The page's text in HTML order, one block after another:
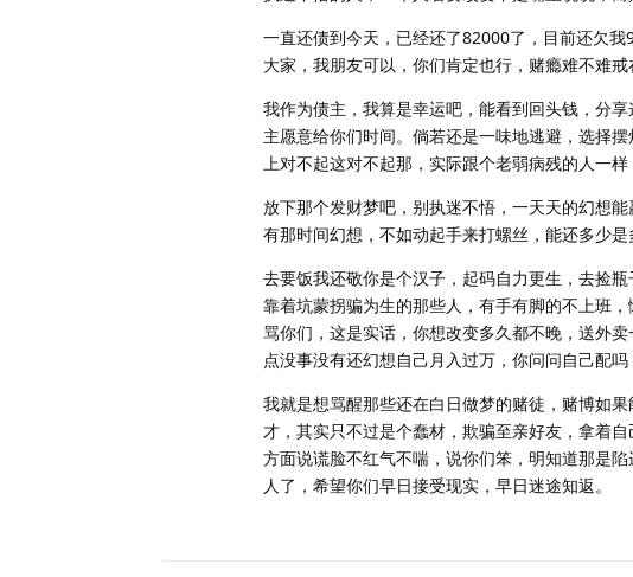
一直还债到今天，已经还了82000了，目前还欠
大家，我朋友可以，你们肯定也行，赌瘾难不难
我作为债主，我算是幸运吧，能看到回头钱，分
主愿意给你们时间。倘若还是一味地逃避，选择
上对不起这对不起那，实际跟个老弱病残的人一
放下那个发财梦吧，别执迷不悟，一天天的幻想
有那时间幻想，不如动起手来打螺丝，能还多少是
去要饭我还敬你是个汉子，起码自力更生，去捡
靠着坑蒙拐骗为生的那些人，有手有脚的不上班
骂你们，这是实话，你想改变多久都不晚，送外
点没事没有还幻想自己月入过万，你问问自己配吗
我就是想骂醒那些还在白日做梦的赌徒，赌博如
才，其实只不过是个蠢材，欺骗至亲好友，拿着
方面说谎脸不红气不喘，说你们笨，明知道那是
人了，希望你们早日接受现实，早日迷途知返。